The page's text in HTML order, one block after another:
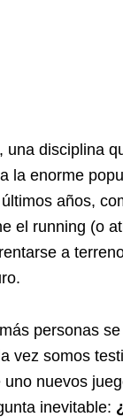
una disciplina
la enorme
años,
el running (o
a
personas
vez somos
nuevos
inevitable: